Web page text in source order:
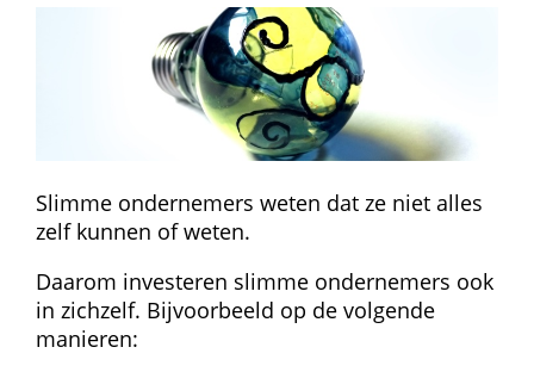
Slimme ondernemers weten dat ze niet alles
zelf kunnen of weten.
Daarom investeren slimme ondernemers ook
in zichzelf. Bijvoorbeeld op de volgende
manieren: